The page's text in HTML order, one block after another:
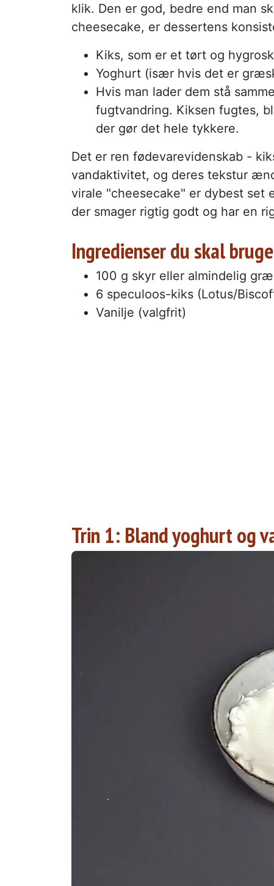
klik. Den er god, bedre end man
cheesecake, er dessertens
Kiks, som er et tørt og
Yoghurt (især hvis det er
Hvis man lader dem stå
fugtvandring. Kiksen fugtes,
der gør det hele tykkere.
Det er ren fødevarevidenskab -
vandaktivitet, og deres tekstur
virale "cheesecake" er dybest set
der smager rigtig godt og har en
Ingredienser du skal
100 g skyr eller almindelig
6 speculoos-kiks (Lotus/
Vanilje (valgfrit)
Trin 1: Bland yoghurt og